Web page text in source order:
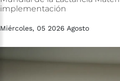
implementación
Miércoles, 05 2026 Agosto